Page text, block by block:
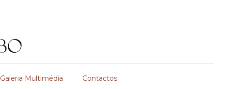
Galeria Multimédia Contactos